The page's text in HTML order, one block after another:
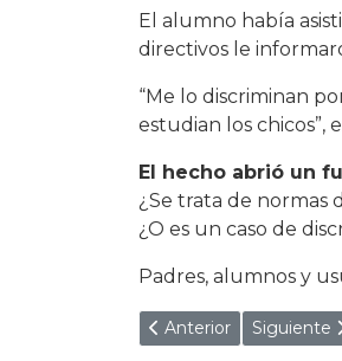
El alumno había
directivos le
“Me lo discriminan
estudian los chicos”,
El hecho abrió un
¿Se trata de normas
¿O es un caso de
Padres, alumnos y
Artículo anterior:
Anterior Artículo
Siguiente